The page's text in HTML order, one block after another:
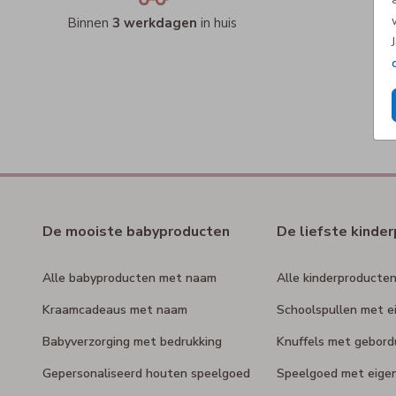
Binnen 3 werkdagen in huis
De mooiste babyproducten
Alle babyproducten met naam
Kraamcadeaus met naam
Babyverzorging met bedrukking
Gepersonaliseerd houten speelgoed
De liefste
Alle
Schoolspullen met
Knuffels met
Speelgoed met